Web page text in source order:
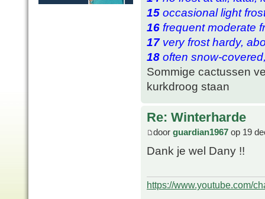
15 occasional light
16 frequent moderate
17very frost hardy,
18 often snow-
Sommige cactussen
kurkdroog staan
Re: Winterharde
door guardian1967 op 19
Dank je wel Dany !!
https://www.youtube.com/